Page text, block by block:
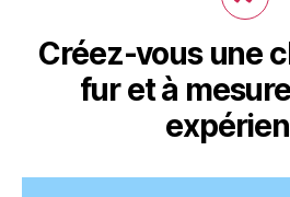
Créez-vous une
fur et à